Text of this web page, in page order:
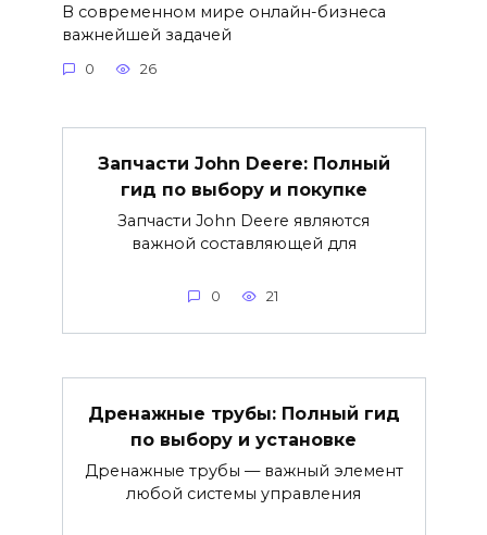
В современном мире онлайн-бизнеса
важнейшей задачей
0 26
Запчасти John Deere: Полный
гид по выбору и покупке
Запчасти John Deere являются
важной составляющей для
0 21
Дренажные трубы: Полный гид
по выбору и установке
Дренажные трубы — важный элемент
любой системы управления